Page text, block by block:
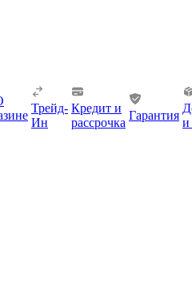
Трейд-
Ин
Кредит и
рассрочка
Гарантия
и